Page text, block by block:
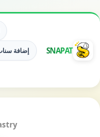
SNAPAT إضافة